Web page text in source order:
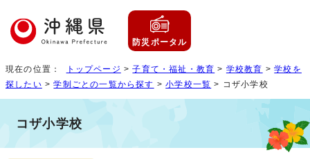
防災ポータル
現在の位置： トップページ >子育て・福祉・教育 > 学校教育 >学校を
探したい >学制ごとの一覧から探す >小学校一覧 > コザ小学校
コザ小学校